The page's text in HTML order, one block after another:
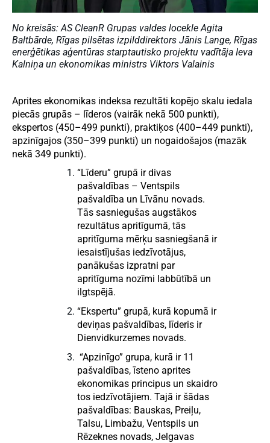
No kreisās: AS CleanR Grupas valdes locekle Agita
Baltbārde, Rīgas pilsētas izpilddirektors Jānis Lange, Rīgas
enerģētikas aģentūras starptautisko projektu vadītāja Ieva
Kalniņa un ekonomikas ministrs Viktors Valainis
Aprites ekonomikas indeksa rezultāti kopējo skalu iedala
piecās grupās – līderos (vairāk nekā 500 punkti),
ekspertos (450–499 punkti), praktiķos (400–449 punkti),
apzinīgajos (350–399 punkti) un nogaidošajos (mazāk
nekā 349 punkti).
“Līderu” grupā ir divas
pašvaldības – Ventspils
pašvaldība un Līvānu novads.
Tās sasniegušas augstākos
rezultātus apritīgumā, tās
apritīguma mērķu sasniegšanā ir
iesaistījušas iedzīvotājus,
panākušas izpratni par
apritīguma nozīmi labbūtībā un
ilgtspējā.
“Ekspertu” grupā, kurā kopumā ir
deviņas pašvaldības, līderis ir
Dienvidkurzemes novads.
“Apzinīgo” grupa, kurā ir 11
pašvaldības, īsteno aprites
ekonomikas principus un skaidro
tos iedzīvotājiem. Tajā ir šādas
pašvaldības: Bauskas, Preiļu,
Talsu, Limbažu, Ventspils un
Rēzeknes novads, Jelgavas